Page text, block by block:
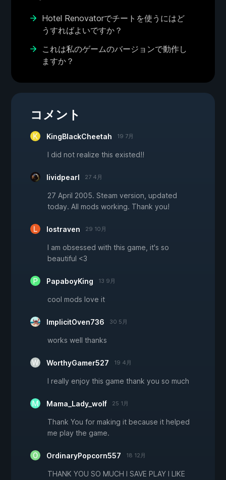
Hotel Renovatorでチートを使うにはど
うすればよいですか？
これは私のゲームのバージョンで動作し
ますか？
コメント
KingBlackCheetah 19 7月
I did not realize this existed!!
lividpearl 27 4月
27 April 2005. Steam version, updated
today. All mods working. Thank you!
lostraven 29 10月
I am obsessed with this game, it's so
beautiful <3
PapaboyKing 13 9月
cool mods love it
ImplicitOven736 30 5月
works well thanks
WorthyGamer527 19 4月
I really enjoy this game thank you so much
Mama_Lady_wolf 25 1月
Thank You for making it because it helped
me play the game.
OrdinaryPopcorn557 18 12月
THANK YOU SO MUCH I SAVE PLAY I LIKE